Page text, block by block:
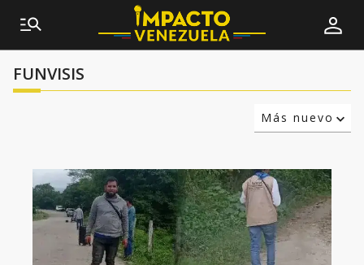
FUNVISIS
Más nuevo